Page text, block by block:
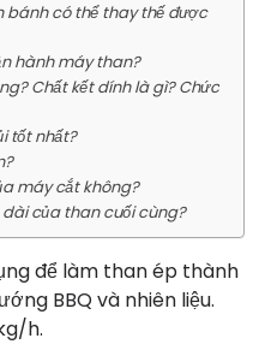
bánh có thể thay thế được
hành máy than?
Chất kết dính là gì? Chức
tốt nhất?
máy cắt không?
của than cuối cùng?
để làm than ép thành
BBQ và nhiên liệu.
h.